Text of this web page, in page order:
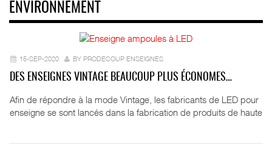
ENVIRONNEMENT
15-SEP-2020 BY PRODECOUP ENSEIGNES
DES ENSEIGNES VINTAGE BEAUCOUP PLUS ÉCONOMES…
Afin de répondre à la mode Vintage, les fabricants de LED pour
enseigne se sont lancés dans la fabrication de produits de haute